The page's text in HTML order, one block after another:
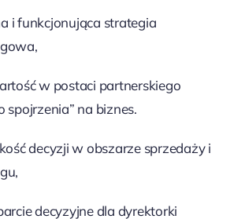
i funkcjonująca strategia
w postaci partnerskiego
spojrzenia” na biznes.
decyzji w obszarze sprzedaży i
decyzyjne dla dyrektorki